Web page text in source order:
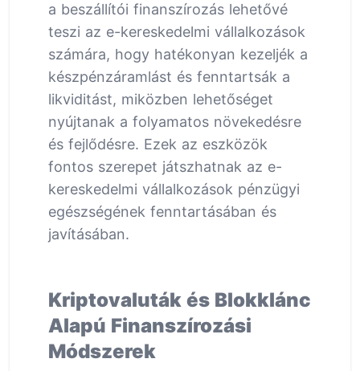
a beszállítói finanszírozás lehetővé
teszi az e-kereskedelmi vállalkozások
számára, hogy hatékonyan kezeljék a
készpénzáramlást és fenntartsák a
likviditást, miközben lehetőséget
nyújtanak a folyamatos növekedésre
és fejlődésre. Ezek az eszközök
fontos szerepet játszhatnak az e-
kereskedelmi vállalkozások pénzügyi
egészségének fenntartásában és
javításában.
Kriptovaluták és Blokklánc
Alapú Finanszírozási
Módszerek